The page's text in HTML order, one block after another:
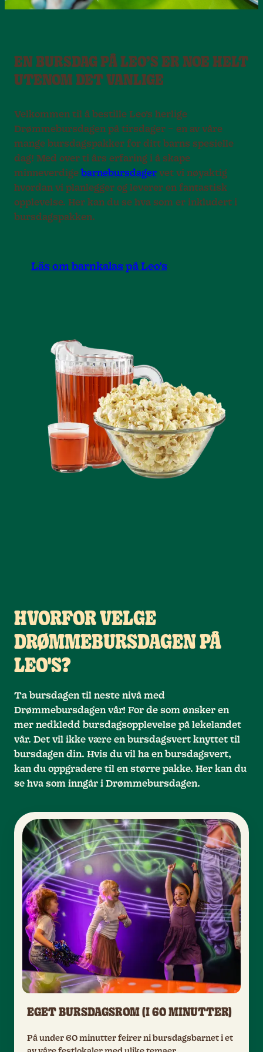
EN BURSDAG PÅ LEO’S ER NOE HELT
UTENOM DET VANLIGE
Velkommen til å bestille Leo’s herlige
Drømmebursdagen på tirsdager – en av våre
mange bursdagspakker for ditt barns spesielle
dag! Med over ti års erfaring i å skape
minneverdige barnebursdager vet vi nøyaktig
hvordan vi planlegger og leverer en fantastisk
opplevelse. Her kan du se hva som er inkludert i
bursdagspakken.
Läs om barnkalas på Leo's
HVORFOR VELGE
DRØMMEBURSDAGEN PÅ
LEO'S?
Ta bursdagen til neste nivå med
Drømmebursdagen vår! For de som ønsker en
mer nedkledd bursdagsopplevelse på lekelandet
vår. Det vil ikke være en bursdagsvert knyttet til
bursdagen din. Hvis du vil ha en bursdagsvert,
kan du oppgradere til en større pakke. Her kan du
se hva som inngår i Drømmebursdagen.
EGET BURSDAGSROM (I 60 MINUTTER)
På under 60 minutter feirer ni bursdagsbarnet i et